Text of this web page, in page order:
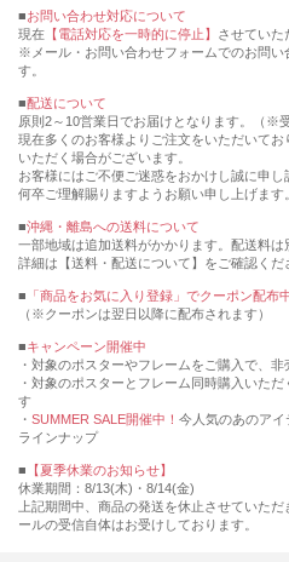
■お問い合わせ対応について
現在 【電話対応を一時的に停止】 させていた
※メール・お問い合わせフォームでのお問い
す。
■配送について
原則2～10営業日でお届けとなります。（※
現在多くのお客様よりご注文をいただいて
いただく場合がございます。
お客様にはご不便ご迷惑をおかけし誠に申し
何卒ご理解賜りますようお願い申し上げます。
■沖縄・離島への送料について
一部地域は追加送料がかかります。配送料は
詳細は【送料・配送について】をご確認くだ
■ 「商品をお気に入り登録」でクーポン配布
（※クーポンは翌日以降に配布されます）
■キャンペーン開催中
・対象のポスターやフレームをご購入で、
・対象のポスターとフレーム同時購入いた
す
・ SUMMER SALE開催中！ 今人気のあのアイ
ラインナップ
■ 【夏季休業のお知らせ】
休業期間：8/13(木)・8/14(金)
上記期間中、商品の発送を休止させていた
ールの受信自体はお受けしております。